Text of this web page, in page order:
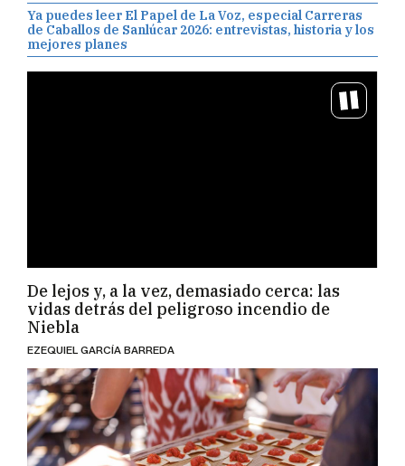
Ya puedes leer El Papel de La Voz, especial Carreras
de Caballos de Sanlúcar 2026: entrevistas, historia y los
mejores planes
De lejos y, a la vez, demasiado cerca: las
vidas detrás del peligroso incendio de
Niebla
EZEQUIEL GARCÍA BARREDA